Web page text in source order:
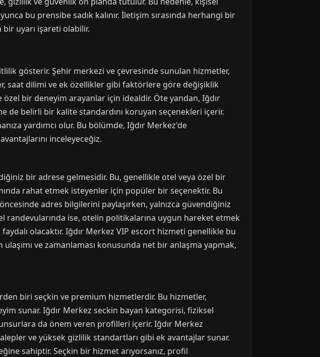
bu prensibe sadık kalınır. İletişim sırasında herhangi bir
bir uyarı işareti olabilir.
gösterir. Şehir merkezi ve çevresinde sunulan hizmetler,
saat dilimi ve ek özellikler gibi faktörlere göre değişiklik
bir deneyim arayanlar için idealdir. Öte yandan, Iğdır
belirli bir kalite standardını koruyan seçenekleri içerir.
yardımcı olur. Bu bölümde, Iğdır Merkez'de
inceleyeceğiz.
bir adrese gelmesidir. Bu, genellikle otel veya özel bir
rahat etmek isteyenler için popüler bir seçenektir. Bu
adres bilgilerini paylaşırken, yalnızca güvendiğiniz
ise, otelin politikalarına uygun hareket etmek
olacaktır. Iğdır Merkez VIP escort hizmeti genellikle bu
ve zamanlaması konusunda net bir anlaşma yapmak,
biri seçkin ve premium hizmetlerdir. Bu hizmetler,
sunar. Iğdır Merkez seckin bayan kategorisi, fiziksel
da önem veren profilleri içerir. Iğdır Merkez
ve yüksek gizlilik standartları gibi ek avantajlar sunar.
sahiptir. Seçkin bir hizmet arıyorsanız, profil